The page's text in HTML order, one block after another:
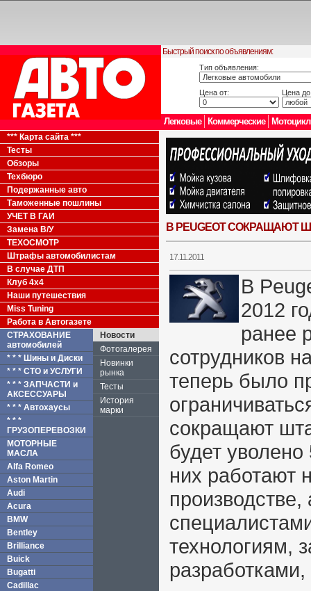
Быстрый поиск по объявлениям:
Тип объявления:
Цена от: Цена
Легковые Коммерческие
*** Карта сайта ***
Тесты
Обзоры
Техбюро
Подержанные авто
Таможенные пошлины
УЧЕТ В ГАИ
Замена В/У
ТЕХОСМОТР
Штрафы автомобилистам
В случае ДТП
Клуб 4x4
Наши путешествия
Miss Tuning
Работа в Автогазете
СТРАХОВАНИЕ
автомобилей
* * * Шины и Диски
* * * СТО и УСЛУГИ
* * * ЗАПЧАСТИ и
АКСЕССУАРЫ
* * * Автохаусы
* * *
ГРУЗОПЕРЕВОЗКИ
МОТОРНЫЕ
МАСЛА
Alfa Romeo
Aston Martin
Audi
Acura
BMW
Bentley
Brilliance
Buick
Bugatti
Cadillac
Новости
Фотогалерея
Новинки
рынка
Тесты
История
марки
В PEUGEOT СОКРАЩАЮТ
17.11.2011
В
2012
ранее
сотрудников
теперь было
сокращают
будет
них работают
технологиям,